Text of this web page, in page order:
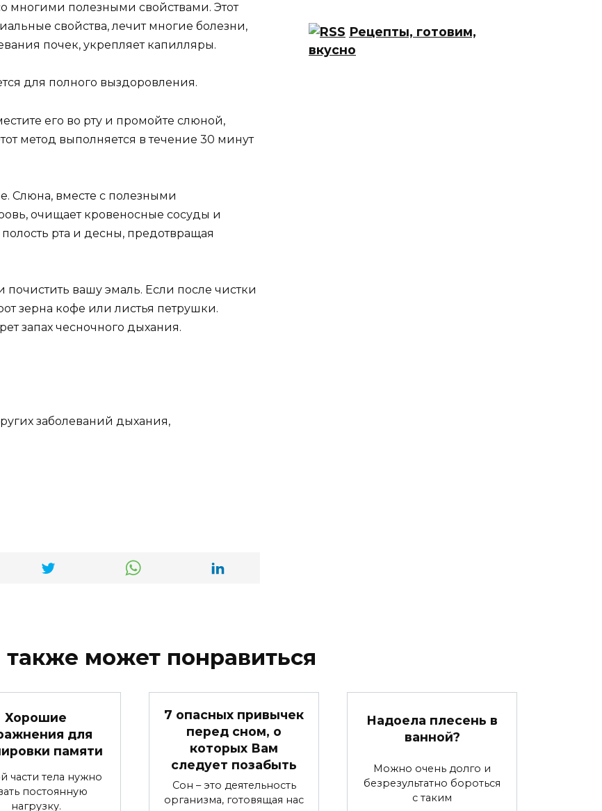
многими полезными свойствами. Этот
свойства, лечит многие болезни,
почек, укрепляет капилляры.
для полного выздоровления.
его во рту и промойте слюной,
метод выполняется в течение 30 минут
Слюна, вместе с полезными
очищает кровеносные сосуды и
рта и десны, предотвращая
вашу эмаль. Если после чистки
зерна кофе или листья петрушки.
запах чесночного дыхания.
заболеваний дыхания,
Рецепты, готовим,
вкусно
может понравиться
Хорошие
для
памяти
части тела нужно
постоянную
нагрузку.
7 опасных привычек
перед сном, о
которых Вам
следует позабыть
Сон – это деятельность
организма, готовящая нас
Надоела плесень в
ванной?
Можно очень долго и
безрезультатно бороться
с таким